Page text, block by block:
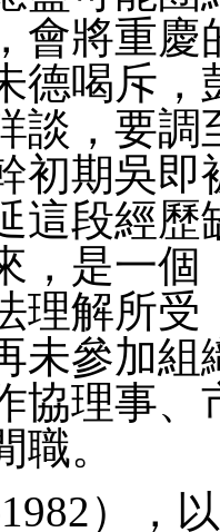
會將重慶
德喝斥，
談，要調
初期吳即
這段經歷
，是一個
理解所受
未參加組
協理事、
。
），